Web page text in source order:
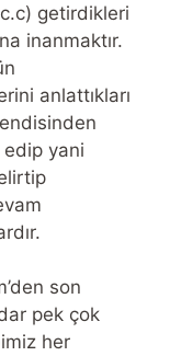
getirdikleri
inanmaktır.
anlattıkları
yani
son
pek çok
her